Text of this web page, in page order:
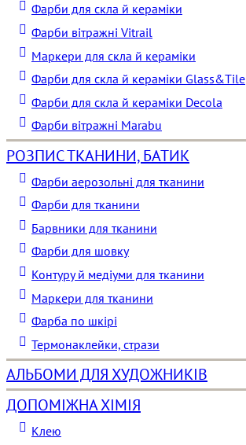
Фарби для скла й кераміки
Фарби вітражні Vitrail
Маркери для скла й кераміки
Фарби для скла й кераміки Glass&Tile
Фарби для скла й кераміки Decola
Фарби вітражні Marabu
РОЗПИС ТКАНИНИ, БАТИК
Фарби аерозольні для тканини
Фарби для тканини
Барвники для тканини
Фарби для шовку
Контуру й медіуми для тканини
Маркери для тканини
Фарба по шкірі
Термонаклейки, стрази
АЛЬБОМИ ДЛЯ ХУДОЖНИКІВ
ДОПОМІЖНА ХІМІЯ
Клею